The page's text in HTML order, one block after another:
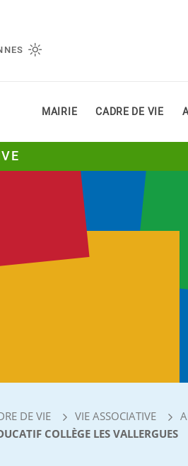
MAIRIE CADRE DE VIE
DE VIE VIE ASSOCIATIVE
COLLÈGE LES VALLERGUES